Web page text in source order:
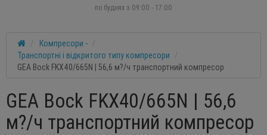
по буднях з 09:00 - 17:00
Компресори -
Транспортні і відкритого типу компресори
GEA Bock FKX40/665N | 56,6 м?/ч транспортний компресор
GEA Bock FKX40/665N | 56,6
м?/ч транспортний компресор